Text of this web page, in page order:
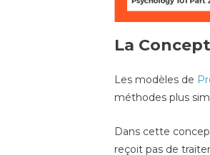
La
Les modèles de
méthodes plus
Dans cette
reçoit pas de